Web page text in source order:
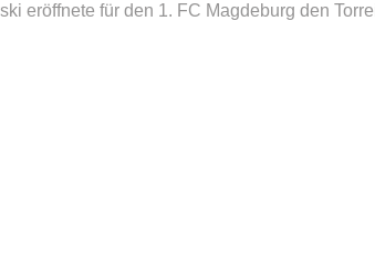
eröffnete für den 1. FC Magdeburg den